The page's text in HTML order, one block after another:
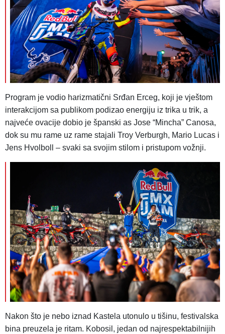
Program je vodio harizmatični Srđan Erceg, koji je vještom
interakcijom sa publikom podizao energiju iz trika u trik, a
najveće ovacije dobio je španski as Jose “Mincha” Canosa,
dok su mu rame uz rame stajali Troy Verburgh, Mario Lucas i
Jens Hvolboll – svaki sa svojim stilom i pristupom vožnji.
Nakon što je nebo iznad Kastela utonulo u tišinu, festivalska
bina preuzela je ritam. Kobosil, jedan od najrespektabilnijih